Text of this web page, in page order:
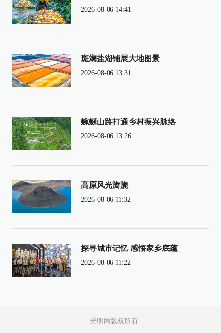
2026-08-06 14:41
斑斓盐湖铺展大地图景
2026-08-06 13:31
蜿蜒山路打通乡村振兴脉络
2026-08-06 13:26
高原风光旖旎
2026-08-06 11:32
探寻城市记忆 感悟家乡底蕴
2026-08-06 11:22
光明网版权所有